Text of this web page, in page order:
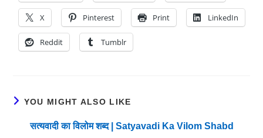
X Pinterest Print LinkedIn
Reddit Tumblr
YOU MIGHT ALSO LIKE
सत्यवादी का विलोम शब्द | Satyavadi Ka Vilom Shabd